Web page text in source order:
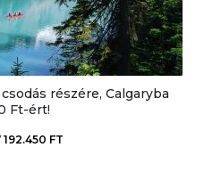
részére, Calgaryba
Ft-ért!
192.450 FT